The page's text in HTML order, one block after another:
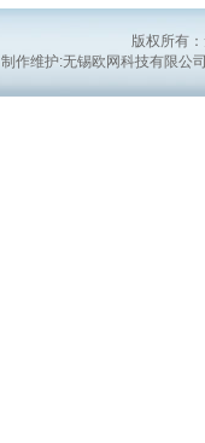
版权所有
制作维护:无锡欧网科技有限